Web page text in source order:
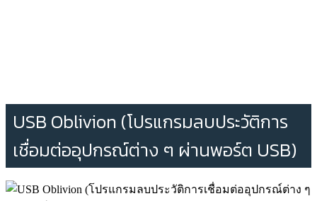
USB Oblivion (โปรแกรมลบประวัติการ
เชื่อมต่ออุปกรณ์ต่าง ๆ ผ่านพอร์ต USB)